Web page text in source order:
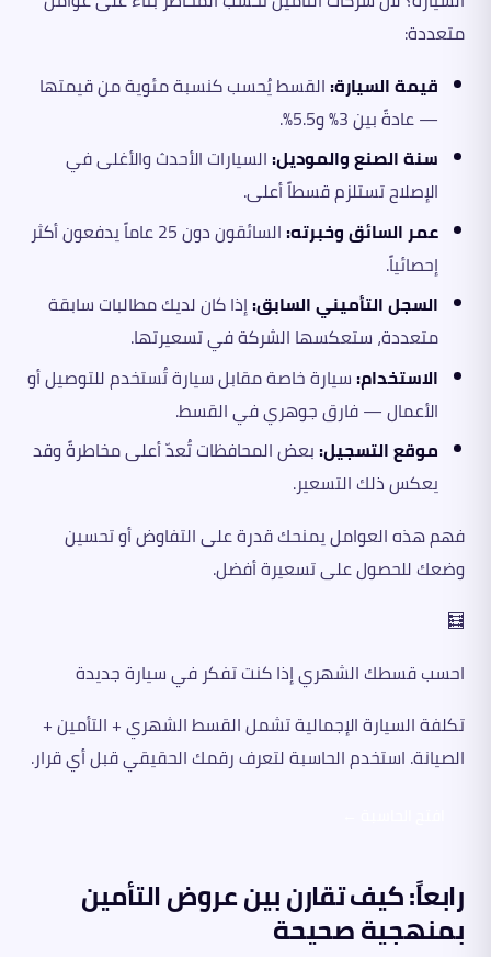
متعددة:
قيمة السيارة:القسط يُحسب كنسبة مئوية من قيمتها
— عادةً بين 3% و5.5%.
سنة الصنع والموديل:السيارات الأحدث والأغلى في
الإصلاح تستلزم قسطاً أعلى.
عمر السائق وخبرته:
السائقون دون 25 عاماً يدفعون أكثر
إحصائياً.
السجل التأميني السابق:إذا كان لديك مطالبات سابقة
متعددة، ستعكسها الشركة في تسعيرتها.
الاستخدام:سيارة خاصة مقابل سيارة تُستخدم للتوصيل أو
الأعمال — فارق جوهري في القسط.
موقع التسجيل:بعض المحافظات تُعدّ أعلى مخاطرةً وقد
يعكس ذلك التسعير.
فهم هذه العوامل يمنحك قدرة على التفاوض أو تحسين
وضعك للحصول على تسعيرة أفضل.
🧮
احسب قسطك الشهري إذا كنت تفكر في سيارة جديدة
تكلفة السيارة الإجمالية تشمل القسط الشهري + التأمين +
الصيانة. استخدم الحاسبة لتعرف رقمك الحقيقي قبل أي قرار.
رابعاً: كيف تقارن بين عروض التأمين
بمنهجية صحيحة